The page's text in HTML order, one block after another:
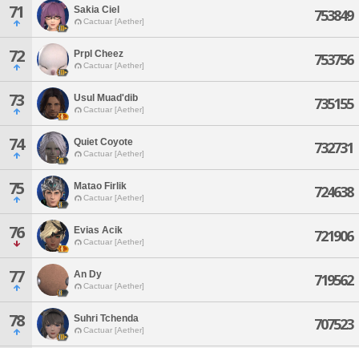
71 Sakia Ciel
Cactuar [Aether] 753849
72 Prpl Cheez
Cactuar [Aether] 753756
73 Usul Muad'dib
Cactuar [Aether] 735155
74 Quiet Coyote
Cactuar [Aether] 732731
75 Matao Firlik
Cactuar [Aether] 724638
76 Evias Acik
Cactuar [Aether] 721906
77 An Dy
Cactuar [Aether] 719562
78 Suhri Tchenda
Cactuar [Aether] 707523